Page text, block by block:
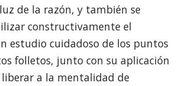
de la razón, y también se
constructivamente el
estudio cuidadoso de los puntos
folletos, junto con su aplicación
a la mentalidad de